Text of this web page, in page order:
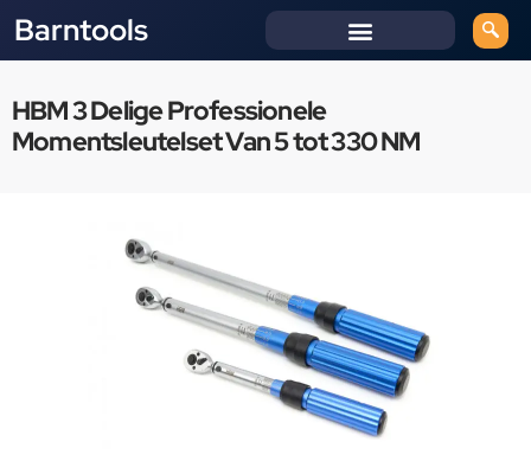
Barntools
HBM 3 Delige Professionele
Momentsleutelset Van 5 tot 330 NM